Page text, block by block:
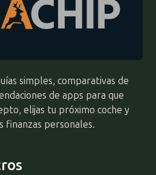
simples, comparativas de
de apps para que
elijas tu próximo coche y
finanzas personales.